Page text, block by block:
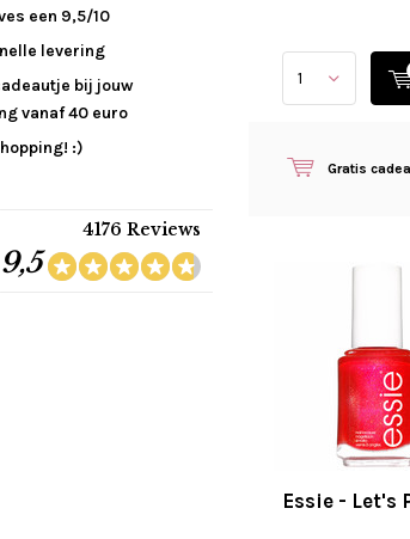
Gratis
Essie - Let's
een 9,5/10
levering
bij jouw
vanaf 40 euro
:)
9,5
4176 Reviews